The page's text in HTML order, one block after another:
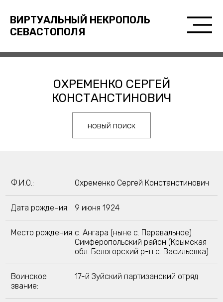
ВИРТУАЛЬНЫЙ НЕКРОПОЛЬ
СЕВАСТОПОЛЯ
ОХРЕМЕНКО СЕРГЕЙ
КОНСТАНСТИНОВИЧ
новый поиск
Ф.И.О.: Охременко Сергей Констанстинович
Дата рождения: 9 июня 1924
Место рождения: с. Ангара (ныне с. Перевальное)
Симферопольский район (Крымская
обл. Белогорский р-н с. Васильевка)
Воинское
звание:
17-й Зуйский партизанский отряд